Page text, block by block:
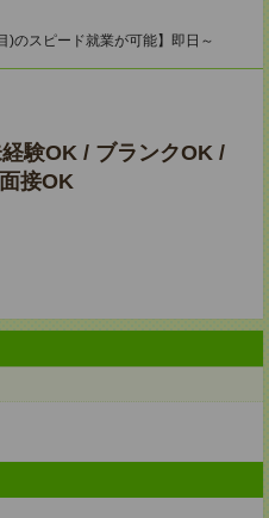
)のスピード就業が可能】即日～
験OK / ブランクOK /
接OK